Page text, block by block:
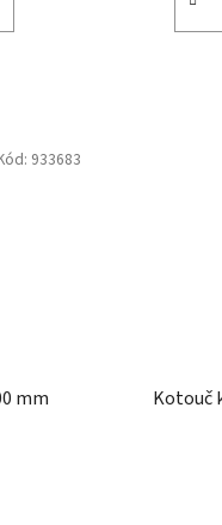
mm
933683
Kotouč